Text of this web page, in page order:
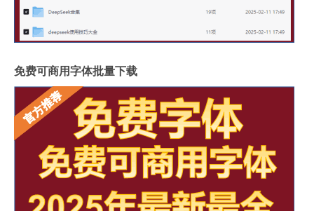
免费可商用字体批量下载